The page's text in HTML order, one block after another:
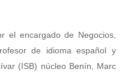
el encargado de Negocios,
de idioma español y
(ISB) núcleo Benín, Marc